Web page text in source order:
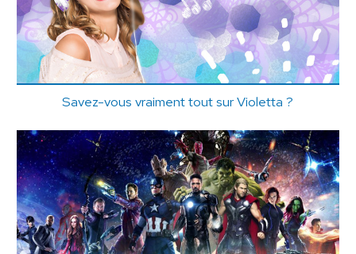
Savez-vous vraiment tout sur Violetta ?